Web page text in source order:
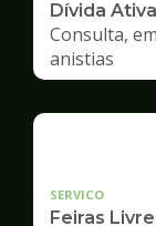
Dívida
Consulta,
anistias
SERVICO
Feiras